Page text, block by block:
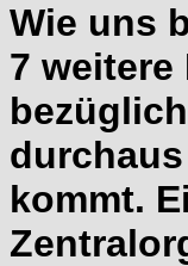
Wie uns
7
kommt.